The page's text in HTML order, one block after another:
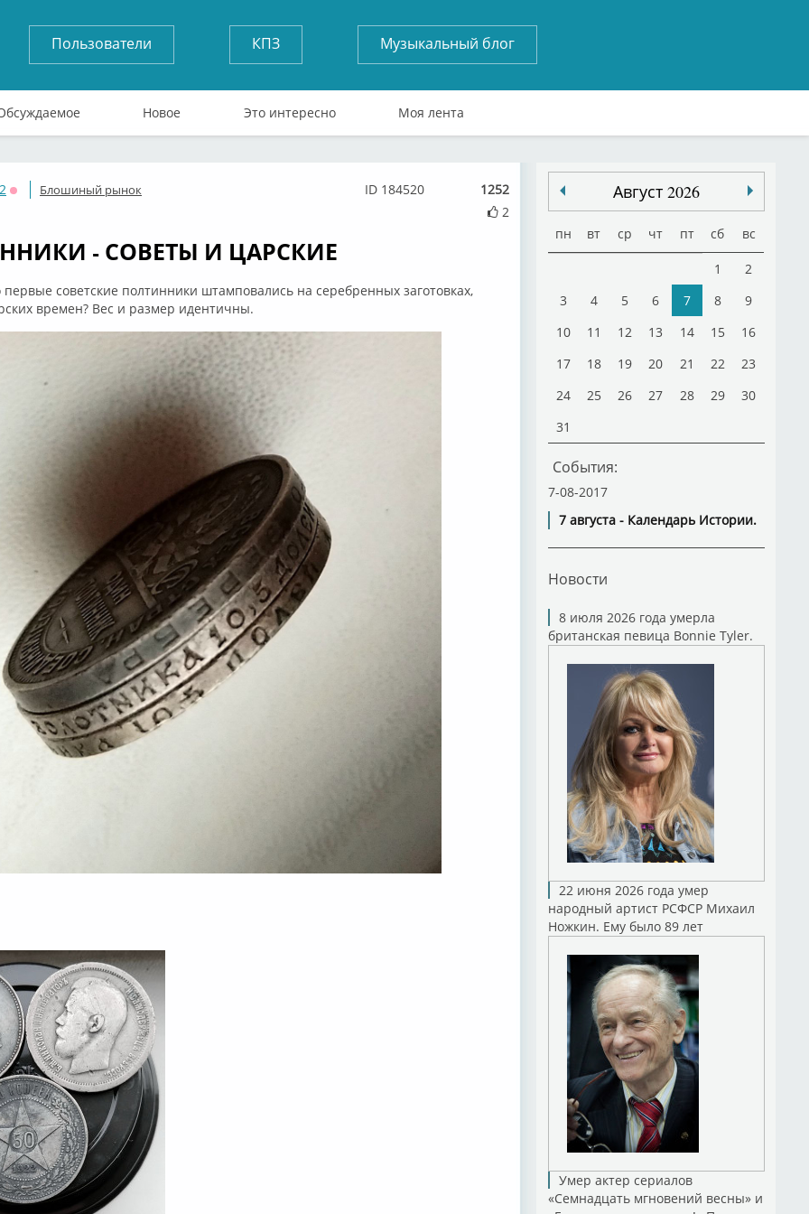
Пользователи КПЗ Музыкальный блог
Новое Это интересно Моя лента
Оффлайн
Блошиный рынок
1252
2
ID 184520
- СОВЕТЫ И ЦАРСКИЕ
первые советские полтинники штамповались на серебренных заготовках,
времен? Вес и размер идентичны.
Август 2026
пн вт ср чт пт сб вс
1
2
3
4 5 6 7 8
9
10
11 12 13 14 15
16
17
18 19 20 21 22
23
24
25 26 27 28 29
30
31
События:
7-08-2017
7 августа - Календарь Истории.
Новости
8 июля 2026 года умерла
британская певица Bonnie Tyler.
22 июня 2026 года умер
народный артист РСФСР Михаил
Ножкин. Ему было 89 лет
Умер актер сериалов
«Семнадцать мгновений весны» и